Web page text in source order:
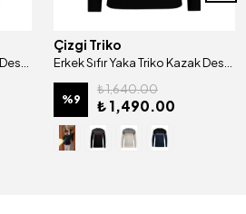
Erkek Sıfır Yaka Triko Kazak Desenli Kol ve Bel Lastikli Çelik Örgü Klasik Kalıp - 4241C
Çizgi Triko
Erkek Sıfır Yaka Triko Kazak Desenli Kol ve Bel Lastikli Çelik Örgü Regular Kalıp - 5009C
%9
₺ 1,640.00
₺ 1,490.00